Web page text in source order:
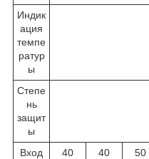
Индик
ация
темпе
ратур
ы
Степе
нь
защит
ы
Вход
40 40 50